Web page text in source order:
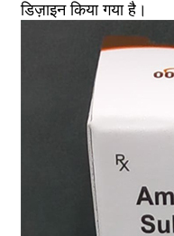
डिज़ाइन किया गया है।